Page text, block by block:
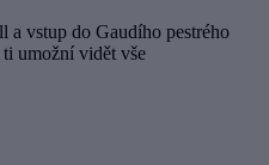
a vstup do Gaudího pestrého
ti umožní vidět vše